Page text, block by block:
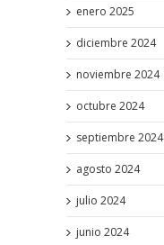
enero 2025
diciembre 2024
noviembre 2024
octubre 2024
septiembre 2024
agosto 2024
julio 2024
junio 2024